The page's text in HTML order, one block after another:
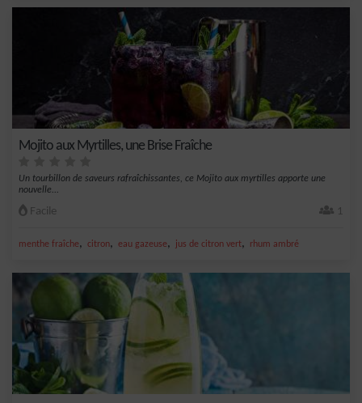
Mojito aux Myrtilles, une Brise Fraîche
Un tourbillon de saveurs rafraîchissantes, ce Mojito aux myrtilles apporte une
nouvelle...
Facile 1
menthe fraîche, citron, eau gazeuse, jus de citron vert, rhum ambré